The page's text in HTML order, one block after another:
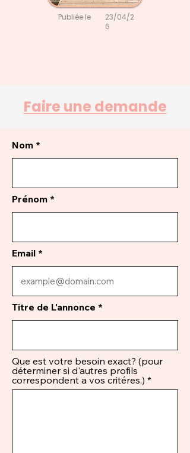
Publiée le
23/04/2
6
Faire une demande
Nom
Prénom
Email
Titre de L'annonce
Que est votre besoin exact? (pour
déterminer si d'autres profils
correspondent a vos critéres.)